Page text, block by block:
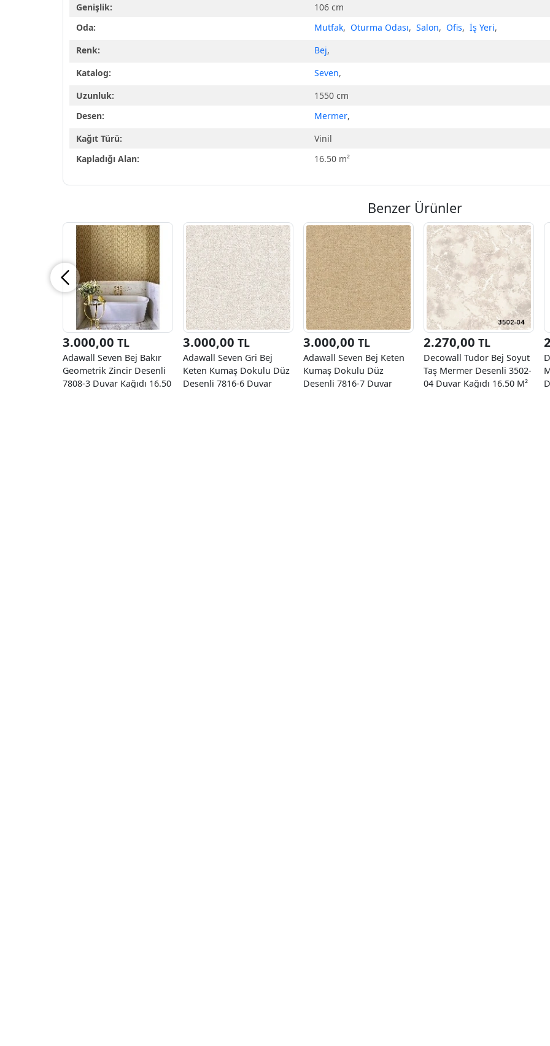
Genişlik:
106 cm
Oda:
Mutfak, Oturma Odası, Salon, Ofis, İş Yeri,
Renk:
Bej,
Katalog:
Seven,
Uzunluk:
1550 cm
Desen:
Mermer,
Kağıt Türü:
Vinil
Kapladığı Alan:
16.50 m²
Benzer Ürünler
3.000,00 TL
Adawall Seven Bej Bakır
Geometrik Zincir Desenli
7808-3 Duvar Kağıdı 16.50
3.000,00 TL
Adawall Seven Gri Bej
Keten Kumaş Dokulu Düz
Desenli 7816-6 Duvar
3.000,00 TL
Adawall Seven Bej Keten
Kumaş Dokulu Düz
Desenli 7816-7 Duvar
2.270,00 TL
Decowall Tudor Bej Soyut
Taş Mermer Desenli 3502-
04 Duvar Kağıdı 16.50 M²